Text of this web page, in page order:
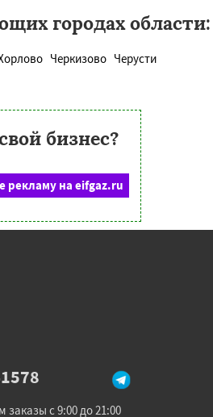
городах области:
Черкизово Черусти
бизнес?
рекламу на eifgaz.ru
с 9:00 до 21:00